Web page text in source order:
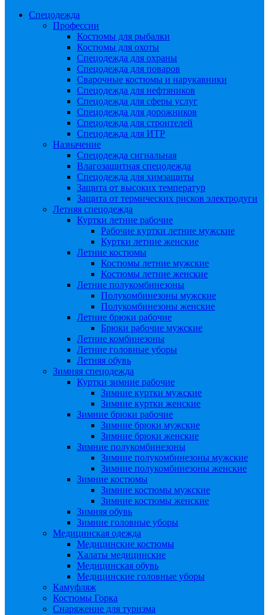
Спецодежда
Профессии
Костюмы для рыбалки
Костюмы для охоты
Спецодежда для охраны
Спецодежда для поваров
Сварочные костюмы и нарукавники
Спецодежда для нефтяников
Спецодежда для сферы услуг
Спецодежда для дорожников
Спецодежда для строителей
Спецодежда для ИТР
Назначение
Спецодежда сигнальная
Влагозащитная спецодежда
Спецодежда для химзащиты
Защита от высоких температур
Защита от термических рисков электродуги
Летняя спецодежда
Куртки летние рабочие
Рабочие куртки летние мужские
Куртки летние женские
Летние костюмы
Костюмы летние мужские
Костюмы летние женские
Летние полукомбинезоны
Полукомбинезоны мужские
Полукомбинезоны женские
Летние брюки рабочие
Брюки рабочие мужские
Летние комбинезоны
Летние головные уборы
Летняя обувь
Зимняя спецодежда
Куртки зимние рабочие
Зимние куртки мужские
Зимние куртки женские
Зимние брюки рабочие
Зимние брюки мужские
Зимние брюки женские
Зимние полукомбинезоны
Зимние полукомбинезоны мужские
Зимние полукомбинезоны женские
Зимние костюмы
Зимние костюмы мужские
Зимние костюмы женские
Зимняя обувь
Зимние головные уборы
Медицинская одежда
Медицинские костюмы
Халаты медицинские
Медицинская обувь
Медицинские головные уборы
Камуфляж
Костюмы Горка
Снаряжение для туризма